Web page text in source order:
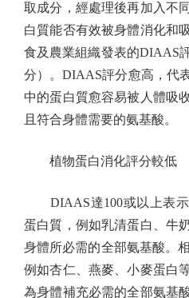
取成分，經處理後再加入不
白質能否有效被身體消化和
食及農業組織發表的DIAAS
分）。DIAAS評分愈高，代
中的蛋白質愈容易被人體吸
且符合身體需要的氨基酸。
植物蛋白消化評分較低
DIAAS達100或以上表示
蛋白質，例如乳清蛋白、牛
身體所必需的全部氨基酸。
例如杏仁、燕麥、小麥蛋白
為身體補充必需的全部氨基